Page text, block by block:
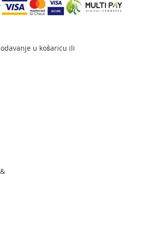
u košaricu ili